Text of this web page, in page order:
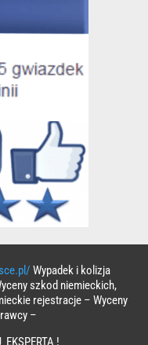
Wypadek i kolizja
szkod niemieckich,
rejestracje – Wyceny
–
!